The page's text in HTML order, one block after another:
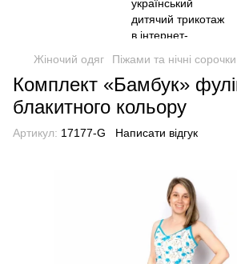
Жіночий одяг Піжами та нічні сорочки
Комплект «Бамбук»
блакитного кольору
Артикул: 17177-G Написати відгук